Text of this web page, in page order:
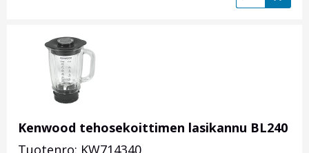
Kenwood tehosekoittimen lasikannu BL240
Tuotenro: KW714340